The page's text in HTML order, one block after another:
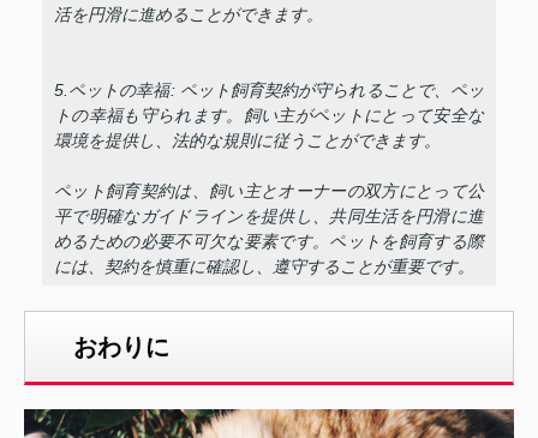
活を円滑に進めることができます。
5.ペットの幸福: ペット飼育契約が守られることで、ペッ
トの幸福も守られます。飼い主がペットにとって安全な
環境を提供し、法的な規則に従うことができます。
ペット飼育契約は、飼い主とオーナーの双方にとって公
平で明確なガイドラインを提供し、共同生活を円滑に進
めるための必要不可欠な要素です。ペットを飼育する際
には、契約を慎重に確認し、遵守することが重要です。
おわりに